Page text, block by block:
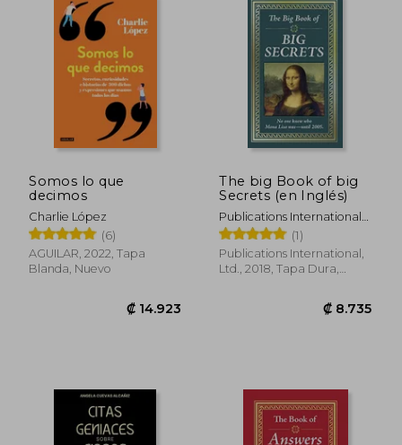
₡ 22.162
Somos lo que
decimos
Charlie López
(6)
AGUILAR, 2022, Tapa
Blanda, Nuevo
The big Book of big
Secrets (en Inglés)
Publications International
Ltd
(1)
Publications International,
Ltd., 2018, Tapa Dura,